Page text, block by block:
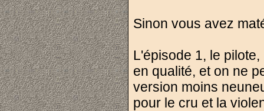
Sinon vous avez
L'épisode 1, le
en qualité, et on ne
version moins
pour le cru et la